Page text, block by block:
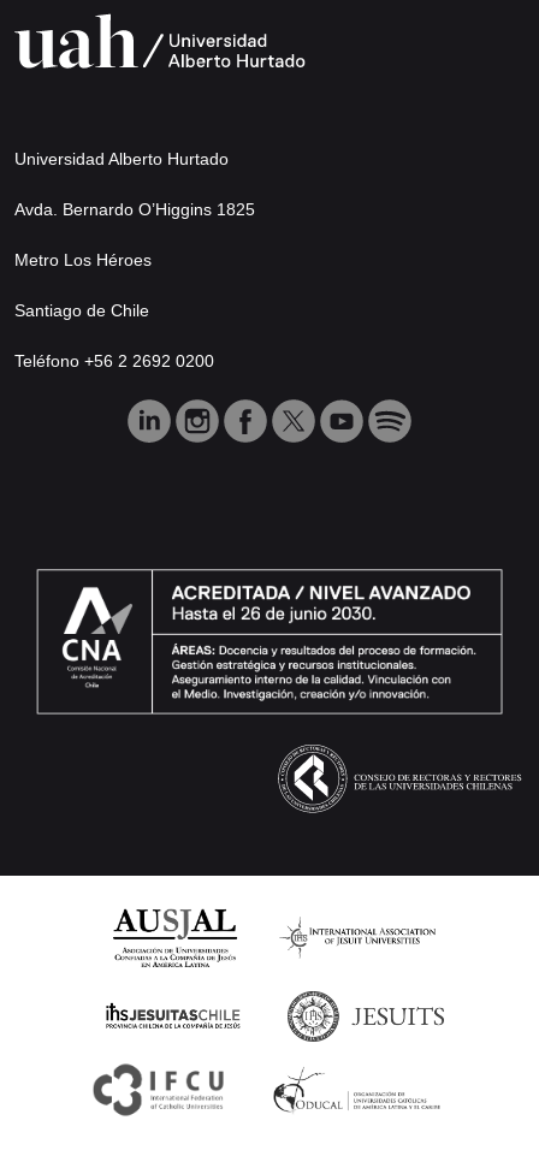
Universidad Alberto Hurtado
Avda. Bernardo O’Higgins 1825
Metro Los Héroes
Santiago de Chile
Teléfono +56 2 2692 0200